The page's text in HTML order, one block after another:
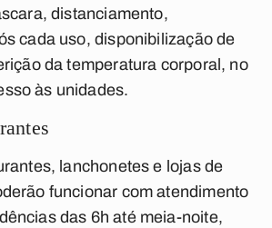
distanciamento,
cada uso, disponibilização de
da temperatura corporal, no
às unidades.
lanchonetes e lojas de
funcionar com atendimento
das 6h até meia-noite,